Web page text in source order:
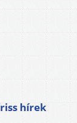
hírek